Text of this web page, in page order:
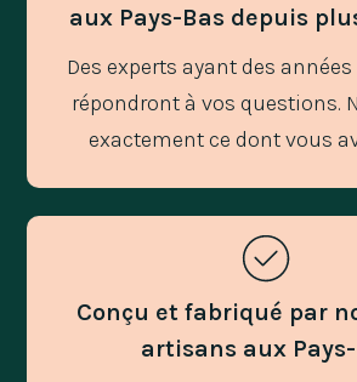
aux Pays-Bas depuis
Des experts ayant des
répondront à vos questions.
exactement ce dont vous
Conçu et fabriqué par
artisans aux